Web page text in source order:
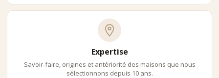
Expertise
Savoir-faire, origines et antériorité des maisons que nous
sélectionnons depuis 10 ans.